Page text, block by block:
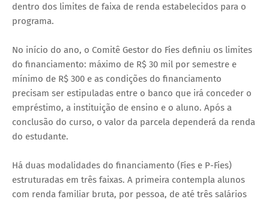
dentro dos limites de faixa de renda estabelecidos para o
programa.
No início do ano, o Comitê Gestor do Fies definiu os limites
do financiamento: máximo de R$ 30 mil por semestre e
mínimo de R$ 300 e as condições do financiamento
precisam ser estipuladas entre o banco que irá conceder o
empréstimo, a instituição de ensino e o aluno. Após a
conclusão do curso, o valor da parcela dependerá da renda
do estudante.
Há duas modalidades do financiamento (Fies e P-Fies)
estruturadas em três faixas. A primeira contempla alunos
com renda familiar bruta, por pessoa, de até três salários